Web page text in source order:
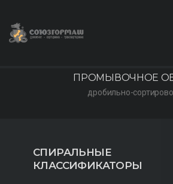
дробильно-
ПРОМЫВОЧНОЕ
СПИРАЛЬНЫЕ
КЛАССИФИКАТОРЫ